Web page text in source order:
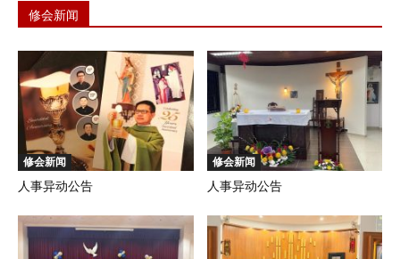
修会新闻
修会新闻
人事异动公告
修会新闻
人事异动公告